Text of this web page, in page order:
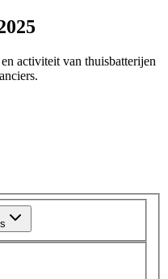
activiteit van thuisbatterijen